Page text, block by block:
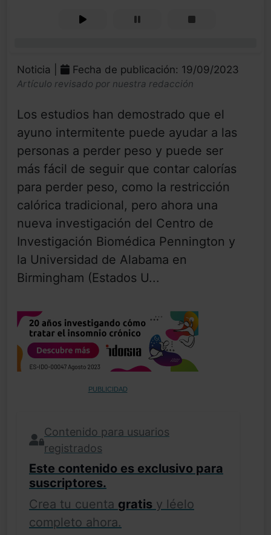
Noticia | Fecha de publicación: 19/09/2023
Artículo revisado por nuestra redacción
Los estudios han demostrado que el
ayuno intermitente puede ayudar a las
personas a perder peso y puede ser
más fácil de seguir que contar calorías
para perder peso, como la restricción
calórica tradicional, pero ahora una
nueva investigación del Centro de
Investigación Biomédica Pennington y
la Universidad de Alabama en
Birmingham (Estados U...
PUBLICIDAD
Contenido para usuarios
registrados
Este contenido es exclusivo para
suscriptores.
Crea tu cuenta gratis y léelo
completo ahora.